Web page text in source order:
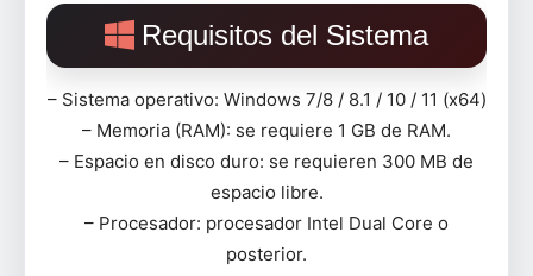
Requisitos del Sistema
– Sistema operativo: Windows 7/8 / 8.1 / 10 / 11 (x64)
– Memoria (RAM): se requiere 1 GB de RAM.
– Espacio en disco duro: se requieren 300 MB de
espacio libre.
– Procesador: procesador Intel Dual Core o
posterior.